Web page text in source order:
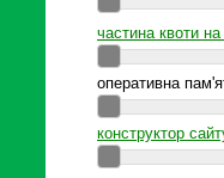
частина квоти
оперативна
конструктор